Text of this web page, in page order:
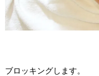
ブロッキングします。